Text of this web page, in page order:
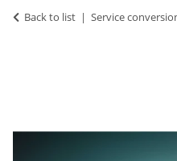
Back to list Service